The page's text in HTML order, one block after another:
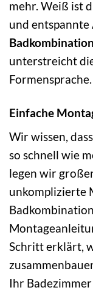
mehr. Weiß ist
und entspannte
Badkombination
unterstreicht
Formensprache.
Einfache
Wir wissen,
so schnell wie
legen wir
unkomplizierte
Schritt erklärt,
Ihr